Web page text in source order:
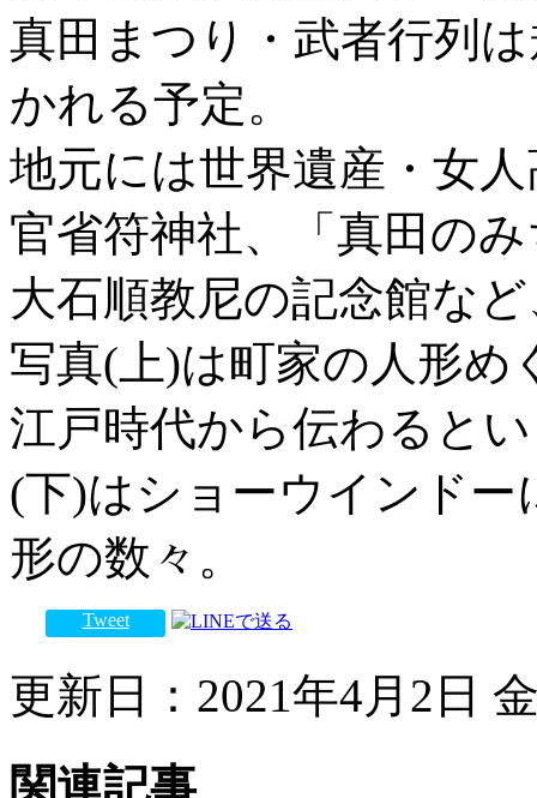
真田まつり・武者行列
かれる予定。
地元には世界遺産・女
官省符神社、「真田の
大石順教尼の記念館な
写真(上)は町家の人形め
江戸時代から伝わると
(下)はショーウインド
形の数々。
Tweet
更新日：2021年4月2日
関連記事